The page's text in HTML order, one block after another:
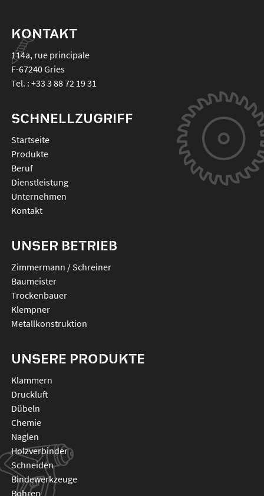
KONTAKT
114a, rue principale
F-67240Gries
Tel. : +33 3 88 72 19 31
SCHNELLZUGRIFF
Startseite
Produkte
Beruf
Dienstleistung
Unternehmen
Kontakt
UNSER BETRIEB
Zimmermann / Schreiner
Baumeister
Trockenbauer
Klempner
Metallkonstruktion
UNSERE PRODUKTE
klammern
druckluft
dübeln
chemie
naglen
holzverbinder
schneiden
bindewerkzeuge
bohren